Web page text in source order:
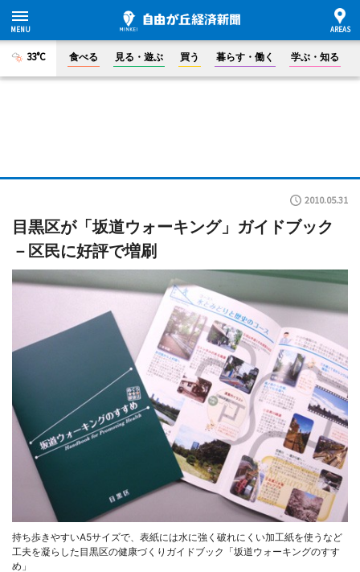
33°C 食べる 見る・遊ぶ 買う 暮らす・働く 学ぶ・知る
2010.05.31
目黒区が「坂道ウォーキング」ガイドブック
－区民に好評で増刷
持ち歩きやすいA5サイズで、表紙には水に強く破れにくい加工紙を使うなど
工夫を凝らした目黒区の健康づくりガイドブック「坂道ウォーキングのすす
め」